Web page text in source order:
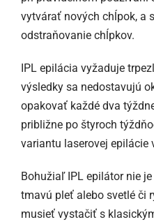
vytvárať nových chĺpok, a
odstraňovanie chĺpkov.
IPL epilácia vyžaduje
výsledky sa nedostavujú
opakovať každé dva
približne po štyroch
variantu laserovej epilácie
Bohužiaľ IPL epilátor nie
tmavú pleť alebo svetlé či
musieť vystačiť s